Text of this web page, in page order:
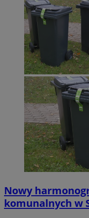
Nowy
komunalnych w